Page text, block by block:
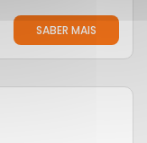
SABER MAIS